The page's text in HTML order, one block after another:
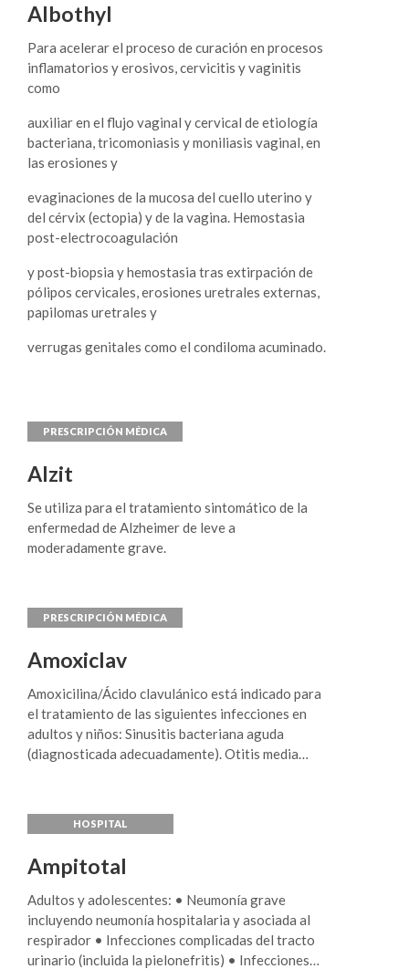
Albothyl
Para acelerar el proceso de curación en procesos
inflamatorios y erosivos, cervicitis y vaginitis
como
auxiliar en el flujo vaginal y cervical de etiología
bacteriana, tricomoniasis y moniliasis vaginal, en
las erosiones y
evaginaciones de la mucosa del cuello uterino y
del cérvix (ectopia) y de la vagina. Hemostasia
post-electrocoagulación
y post-biopsia y hemostasia tras extirpación de
pólipos cervicales, erosiones uretrales externas,
papilomas uretrales y
verrugas genitales como el condiloma acuminado.
Alzit
Se utiliza para el tratamiento sintomático de la
enfermedad de Alzheimer de leve a
moderadamente grave.
Amoxiclav
Amoxicilina/Ácido clavulánico está indicado para
el tratamiento de las siguientes infecciones en
adultos y niños: Sinusitis bacteriana aguda
(diagnosticada adecuadamente). Otitis media
Neumonía adquirida en la comunidad. Cistitis.
Pielonefritis. Infecciones de la piel y tejidos
animales, abscesos dentales severos con celulitis
extendida. Infecciones óseas y articulares,
especialmente osteomielitis. Deben tenerse en
cuenta las directrices oficiales referentes a la
prescripción de antibióticos.
Ampitotal
Adultos y adolescentes: • Neumonía grave
incluyendo neumonía hospitalaria y asociada al
respirador • Infecciones complicadas del tracto
urinario (incluida la pielonefritis) • Infecciones